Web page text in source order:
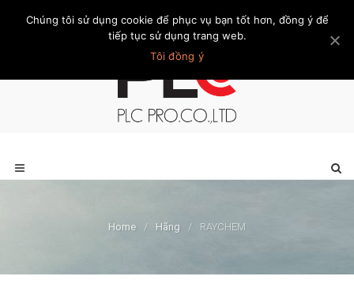
Trang chủ Giới thiệu Khách hàng Liên hệ Thành viên
Home / Hãng / RAYCHEM
Chúng tôi sử dụng cookie để phục vụ bạn tốt hơn, đồng ý để
tiếp tục sử dụng trang web.
Tôi đồng ý